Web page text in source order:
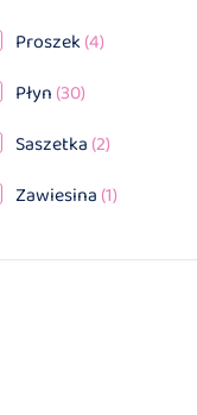
Proszek(4)
Płyn (30)
Saszetka (2)
Zawiesina (1)